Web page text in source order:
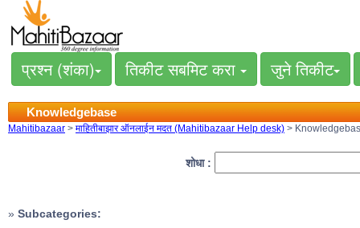
प्रश्न (शंका) तिकीट सबमिट करा जुने तिकीट
Knowledgebase
Mahitibazaar > माहितीबाझार ऑनलाईन मदत (Mahitibazaar Help desk) >
शोधा :
» Subcategories: